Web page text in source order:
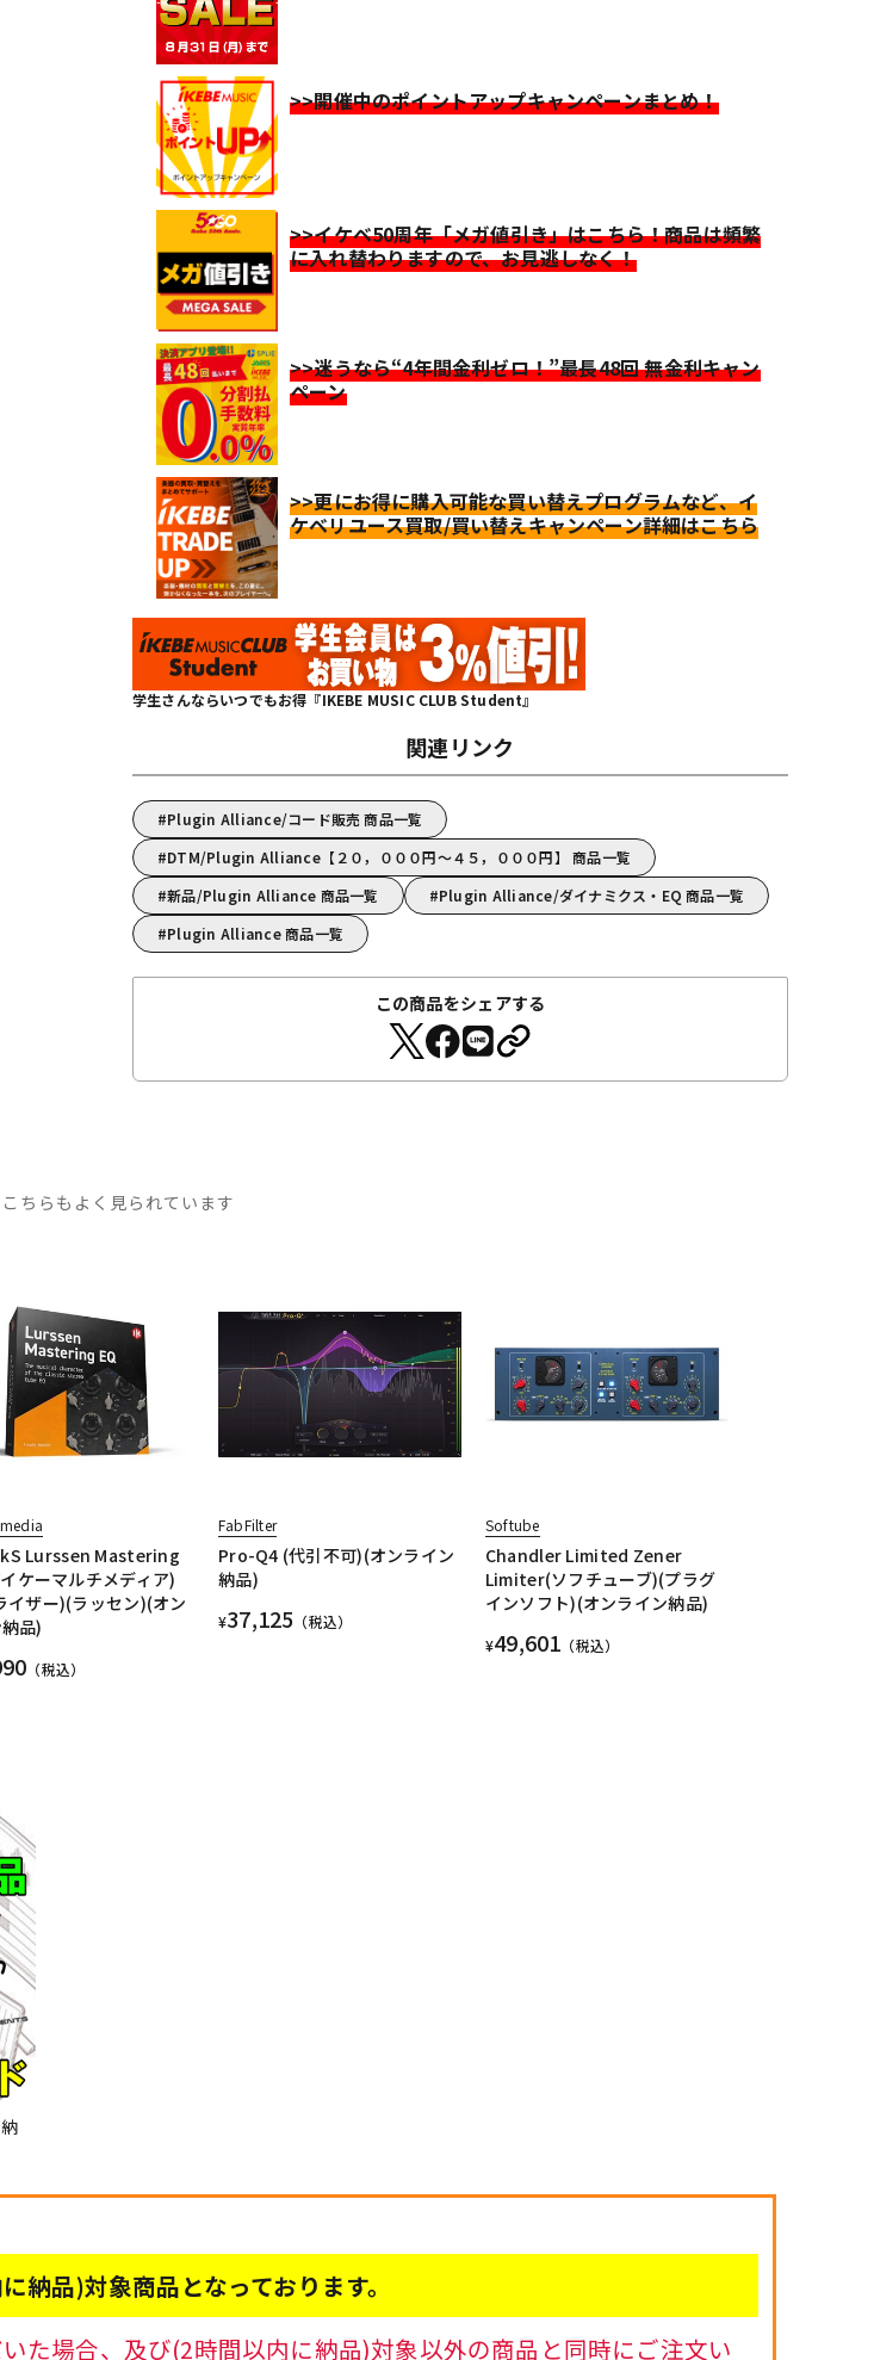
>>開催中のポイントアップキャンペーンまとめ！
>>イケベ50周年「メガ値引き」はこちら！商品は頻繁
に入れ替わりますので、お見逃しなく！
>>迷うなら“4年間金利ゼロ！”最長48回 無金利キャン
ペーン
>>更にお得に購入可能な買い替えプログラムなど、イ
ケベリユース買取/買い替えキャンペーン詳細はこちら
学生さんならいつでもお得『IKEBE MUSIC CLUB Student』
関連リンク
Plugin Alliance/コード販売 商品一覧
DTM/Plugin Alliance【２０，０００円～４５，０００円】 商品一覧
新品/Plugin Alliance 商品一覧
Plugin Alliance/ダイナミクス・EQ 商品一覧
Plugin Alliance 商品一覧
この商品をシェアする
こちらもよく見られています
Lurssen Mastering
ケーマルチメディア)
イザー)(ラッセン)(オン
品)
（税込）
FabFilter
Pro-Q4 (代引不可)(オンライン
納品)
¥37,125 （税込）
Softube
Chandler Limited Zener
Limiter(ソフチューブ)(プラグ
インソフト)(オンライン納品)
¥49,601 （税込）
品)対象商品となっております。
た場合、及び(2時間以内に納品)対象以外の商品と同時にご注文い